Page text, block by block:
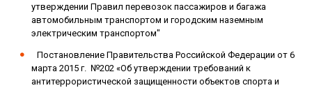
утверждении Правил перевозок пассажиров и багажа
автомобильным транспортом и городским наземным
электрическим транспортом"
Постановление Правительства Российской Федерации от 6
марта 2015 г. №202 «Об утверждении требований к
антитеррористической защищенности объектов спорта и